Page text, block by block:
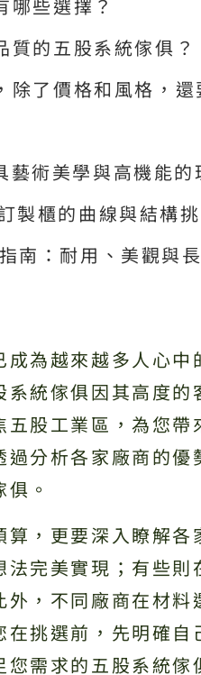
些選擇？
的五股系統傢俱？
了價格和風格，還
藝術美學與高機能的
製櫃的曲線與結構
南：耐用、美觀與
為越來越多人心中
統傢俱因其高度的
股工業區，為您帶
分析各家廠商的優
。
，更要深入瞭解各
完美實現；有些則
，不同廠商在材料
挑選前，先明確自
需求的五股系統傢